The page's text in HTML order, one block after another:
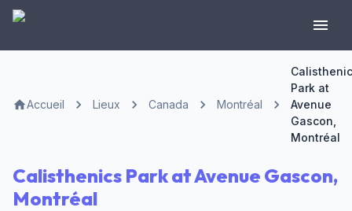
Accueil Lieux Canada Montréal
Park at
Avenue
Gascon,
Montréal
Calisthenics Park at Avenue Gascon,
Montréal